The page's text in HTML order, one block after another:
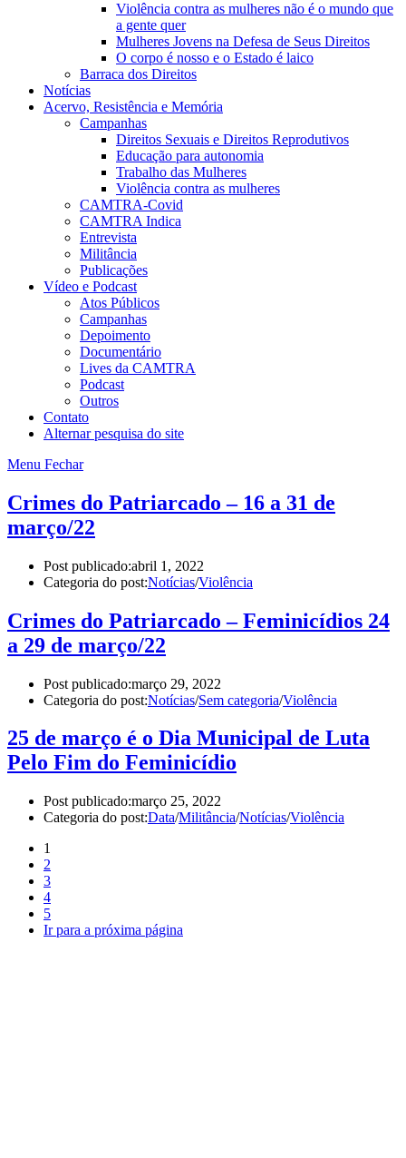
Violência contra as mulheres não é o mundo que
a gente quer
Mulheres Jovens na Defesa de Seus Direitos
O corpo é nosso e o Estado é laico
Barraca dos Direitos
Notícias
Acervo, Resistência e Memória
Campanhas
Direitos Sexuais e Direitos Reprodutivos
Educação para autonomia
Trabalho das Mulheres
Violência contra as mulheres
CAMTRA-Covid
CAMTRA Indica
Entrevista
Militância
Publicações
Vídeo e Podcast
Atos Públicos
Campanhas
Depoimento
Documentário
Lives da CAMTRA
Podcast
Outros
Contato
Alternar pesquisa do site
Menu Fechar
Crimes do Patriarcado – 16 a 31 de
março/22
Post publicado:abril 1, 2022
Categoria do post:Notícias/Violência
Crimes do Patriarcado – Feminicídios 24
a 29 de março/22
Post publicado:março 29, 2022
Categoria do post:Notícias/Sem categoria/Violência
25 de março é o Dia Municipal de Luta
Pelo Fim do Feminicídio
Post publicado:março 25, 2022
Categoria do post:Data/Militância/Notícias/Violência
1
2
3
4
5
Ir para a próxima página